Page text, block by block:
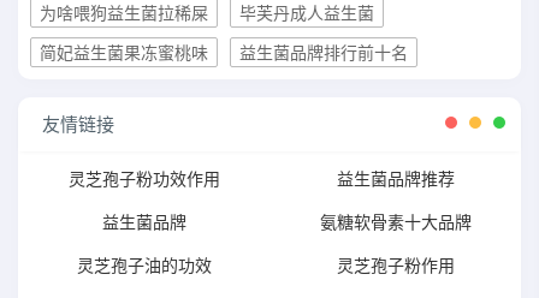
为啥喂狗益生菌拉稀屎
毕芙丹成人益生菌
简妃益生菌果冻蜜桃味
益生菌品牌排行前十名
友情链接
灵芝孢子粉功效作用 益生菌品牌推荐
益生菌品牌 氨糖软骨素十大品牌
灵芝孢子油的功效 灵芝孢子粉作用